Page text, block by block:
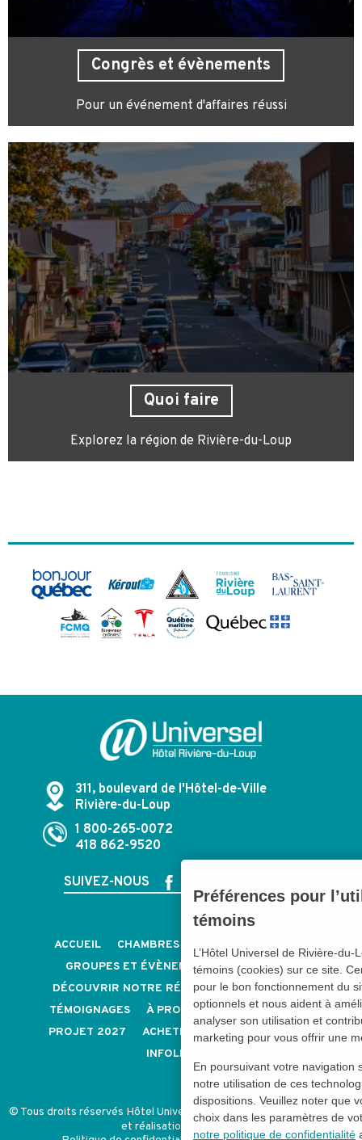
Congrès et évènements
Pour un événement d'affaires réussi
Quoi faire
Explorez la région de Rivière-du-Loup
311, boulevard de l'Hôtel-de-Ville
Rivière-du-Loup
1 800-265-0072
418 862-9520
SUIVEZ-NOUS
ACCUEIL CHAMBRES ET SUITES
FORFAITS
GROUPES ET ÉVÈNEMENTS
CARRIÈRES
DÉCOUVRIR NOTRE RÉGION
NOUS JOINDRE
TÉMOIGNAGES
À PROPOS
NOS POLITIQUES
PROJET 2027
ACHETER UNE CARTE-CADEAU
INFOLETTRE
© Tous droits réservés Hôtel Universel - CITQ: 054854 -Conception
et réalisation
Préférences pour
témoins
L’Hôtel Universel de Rivière-
témoins (cookies) sur ce site.
pour le bon fonctionnement du
optionnels et nous aident à
analyser son utilisation et
marketing pour vous offrir une
En poursuivant votre navigation
notre utilisation de ces
dispositions. Veuillez noter que
choix dans les paramètres de
notre politique de confidentialité